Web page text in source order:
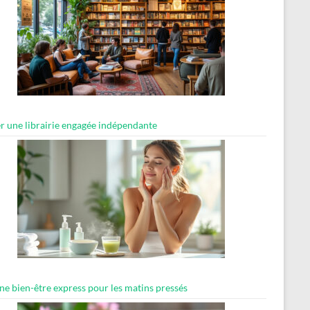
une librairie engagée indépendante
bien-être express pour les matins pressés